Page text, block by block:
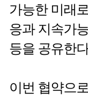
가능한 미래
응과 지속가
등을 공유한
이번 협약으